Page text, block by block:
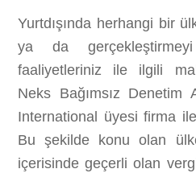
Yurtdışında herhangi bir
ya da gerçekleştirmeyi
faaliyetleriniz ile ilgili
Neks Bağımsız
International üyesi firma
Bu şekilde konu olan
içerisinde geçerli olan